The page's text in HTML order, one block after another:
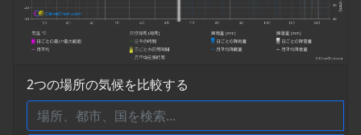
2つの場所の気候を比較する